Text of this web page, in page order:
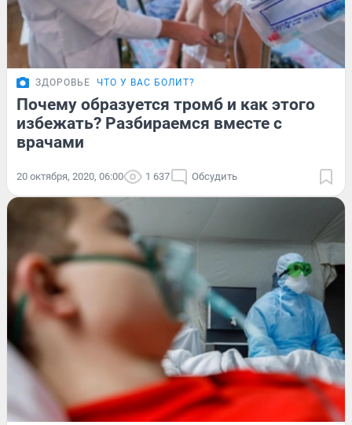
ЗДОРОВЬЕ ЧТО У ВАС БОЛИТ?
Почему образуется тромб и как этого
избежать? Разбираемся вместе с
врачами
20 октября, 2020, 06:00 1 637 Обсудить